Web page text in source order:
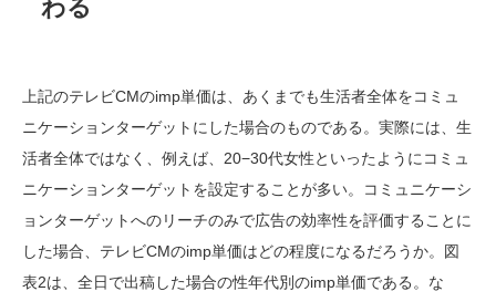
わる
上記のテレビCMのimp単価は、あくまでも生活者全体をコミュ
ニケーションターゲットにした場合のものである。実際には、生
活者全体ではなく、例えば、20−30代女性といったようにコミュ
ニケーションターゲットを設定することが多い。コミュニケーシ
ョンターゲットへのリーチのみで広告の効率性を評価することに
した場合、テレビCMのimp単価はどの程度になるだろうか。図
表2は、全日で出稿した場合の性年代別のimp単価である。な